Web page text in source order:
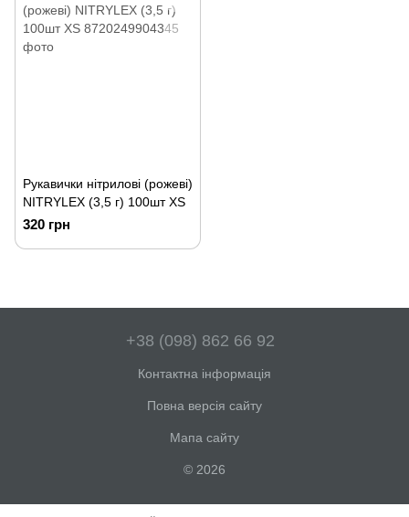
Рукавички нітрилові (рожеві)
NITRYLEX (3,5 г) 100шт XS
320 грн
+38 (098) 862 66 92
Контактна інформація
Повна версія сайту
Мапа сайту
© 2026